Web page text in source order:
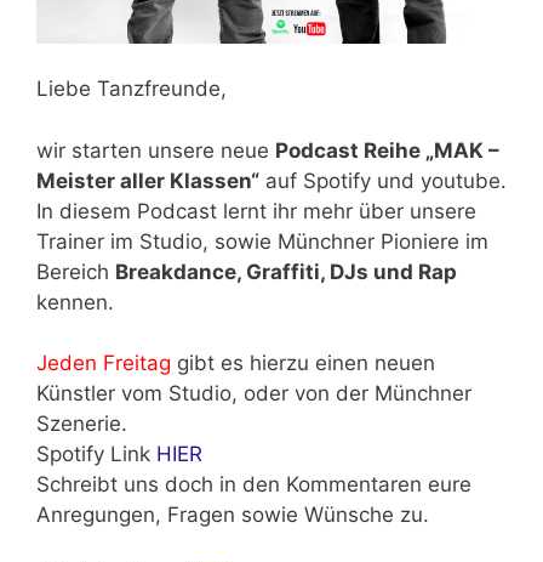
Liebe Tanzfreunde,
wir starten unsere neue Podcast Reihe „MAK –
Meister aller Klassen“ auf Spotify und youtube.
In diesem Podcast lernt ihr mehr über unsere
Trainer im Studio, sowie Münchner Pioniere im
Bereich Breakdance, Graffiti, DJs und Rap
kennen.
Jeden Freitag gibt es hierzu einen neuen
Künstler vom Studio, oder von der Münchner
Szenerie.
Spotify Link HIER
Schreibt uns doch in den Kommentaren eure
Anregungen, Fragen sowie Wünsche zu.